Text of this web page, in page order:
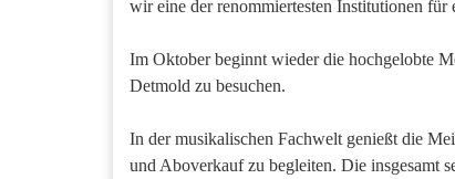
wir eine der renommiertesten Institutionen
Im Oktober beginnt wieder die hochgelobte
Detmold zu besuchen.
In der musikalischen Fachwelt genießt die
und Aboverkauf zu begleiten. Die insgesamt